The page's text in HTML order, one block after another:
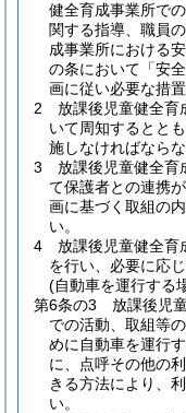
健全育成事業所で
関する指導、職員
成事業所における
の条において「安
画に従い必要な措
2
放課後児童健全育
いて周知するととも
施しなければならな
3
放課後児童健全育
て保護者との連携
画に基づく取組の
い。
4
放課後児童健全育
を行い、必要に応
(自動車を運行する
第6条の3
放課後児
での活動、取組等
めに自動車を運行
に、点呼その他の
きる方法により、
い。